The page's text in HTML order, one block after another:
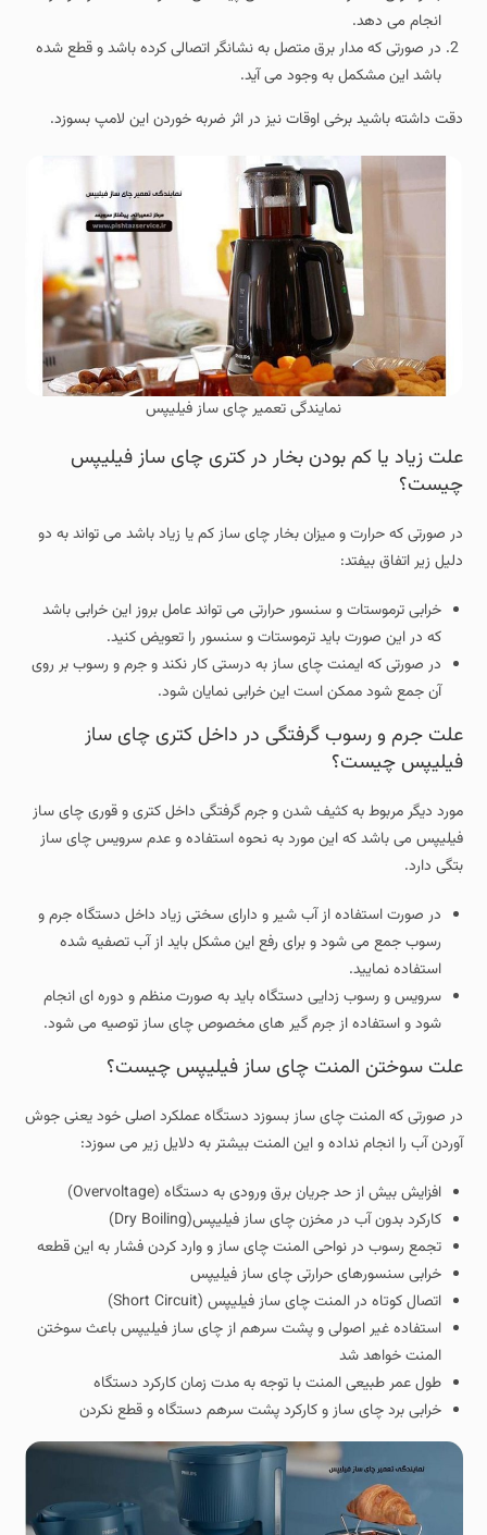
انجام می دهد.
در صورتی که مدار برق متصل به نشانگر اتصالی کرده باشد و قطع شده
باشد این مشکمل به وجود می آید.
دقت داشته باشید برخی اوقات نیز در اثر ضربه خوردن این لامپ بسوزد.
نمایندگی تعمیر چای ساز فیلیپس
علت زیاد یا کم بودن بخار در کتری چای ساز فیلیپس
چیست؟
در صورتی که حرارت و میزان بخار چای ساز کم یا زیاد باشد می تواند به دو
دلیل زیر اتفاق بیفتد:
خرابی ترموستات و سنسور حرارتی می تواند عامل بروز این خرابی باشد
که در این صورت باید ترموستات و سنسور را تعویض کنید.
در صورتی که ایمنت چای ساز به درستی کار نکند و جرم و رسوب بر روی
آن جمع شود ممکن است این خرابی نمایان شود.
علت جرم و رسوب گرفتگی در داخل کتری چای ساز
فیلیپس چیست؟
مورد دیگر مربوط به کثیف شدن و جرم گرفتگی داخل کتری و قوری چای ساز
فیلیپس می باشد که این مورد به نحوه استفاده و عدم سرویس چای ساز
بتگی دارد.
در صورت استفاده از آب شیر و دارای سختی زیاد داخل دستگاه جرم و
رسوب جمع می شود و برای رفع این مشکل باید از آب تصفیه شده
استفاده نمایید.
سرویس و رسوب زدایی دستگاه باید به صورت منظم و دوره ای انجام
شود و استفاده از جرم گیر های مخصوص چای ساز توصیه می شود.
علت سوختن المنت چای ساز فیلیپس چیست؟
در صورتی که المنت چای ساز بسوزد دستگاه عملکرد اصلی خود یعنی جوش
آوردن آب را انجام نداده و این المنت بیشتر به دلایل زیر می سوزد:
افزایش بیش از حد جریان برق ورودی به دستگاه (Overvoltage)
کارکرد بدون آب در مخزن چای ساز فیلیپس(Dry Boiling)
تجمع رسوب در نواحی المنت چای ساز و وارد کردن فشار به این قطعه
خرابی سنسورهای حرارتی چای ساز فیلیپس
اتصال کوتاه در المنت چای ساز فیلیپس (Short Circuit)
استفاده غیر اصولی و پشت سرهم از چای ساز فیلیپس باعث سوختن
المنت خواهد شد
طول عمر طبیعی المنت با توجه به مدت زمان کارکرد دستگاه
خرابی برد چای ساز و کارکرد پشت سرهم دستگاه و قطع نکردن